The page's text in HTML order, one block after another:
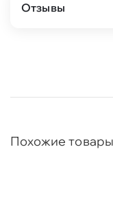
Отзывы
Похожие товары